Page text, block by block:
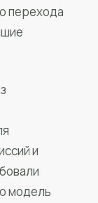
перехода
и
модель